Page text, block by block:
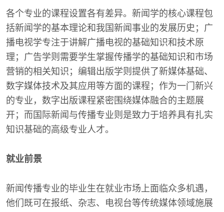
各个专业的课程设置各有差异。新闻学的核心课程包
括新闻学的基本理论和我国新闻事业的发展历史；广
播电视学专注于讲解广播电视的基础知识和技术原
理；广告学则需要学生掌握传播学的基础知识和市场
营销的相关知识；编辑出版学则提供了新媒体基础、
数字媒体技术及其应用等方面的课程；作为一门新兴
的专业，数字出版课程紧密围绕媒体融合的主题展
开；而国际新闻与传播专业则是致力于培养具有扎实
知识基础的高级专业人才。
就业前景
新闻传播专业的毕业生在就业市场上面临众多机遇，
他们既可在报纸、杂志、电视台等传统媒体领域施展